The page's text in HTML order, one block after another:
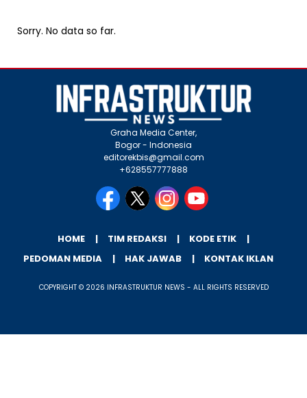
Sorry. No data so far.
Graha Media Center,
Bogor - Indonesia
editorekbis@gmail.com
+628557777888
HOME TIM REDAKSI
KODE ETIK
PEDOMAN MEDIA
HAK JAWAB KONTAK IKLAN
COPYRIGHT © 2026 INFRASTRUKTUR NEWS - ALL RIGHTS RESERVED